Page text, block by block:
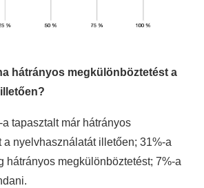
hátrányos megkülönböztetést a
tapasztalt már hátrányos
a nyelvhasználatát illetően; 31%-a
hátrányos megkülönböztetést; 7%-a